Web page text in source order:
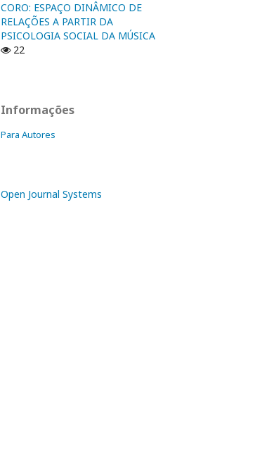
CORO: ESPAÇO DINÂMICO DE
RELAÇÕES A PARTIR DA
PSICOLOGIA SOCIAL DA MÚSICA
22
Informações
Para Autores
Open Journal Systems